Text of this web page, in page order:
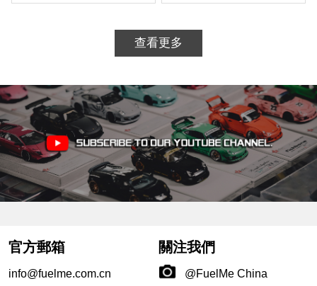
查看更多
官方郵箱
info@fuelme.com.cn
關注我們
@FuelMe China